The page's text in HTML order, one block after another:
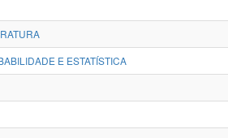
E ESTATÍSTICA